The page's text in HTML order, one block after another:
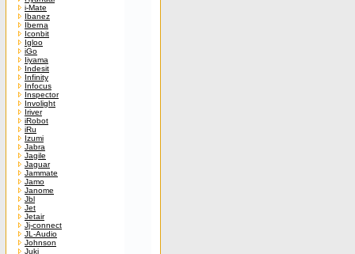
i-Mate
Ibanez
Iberna
Iconbit
Igloo
iGo
Iiyama
Indesit
Infinity
Infocus
Inspector
Involight
Iriver
iRobot
iRu
Izumi
Jabra
Jagile
Jaguar
Jammate
Jamo
Janome
Jbl
Jet
Jetair
Jj-connect
JL-Audio
Johnson
Juki